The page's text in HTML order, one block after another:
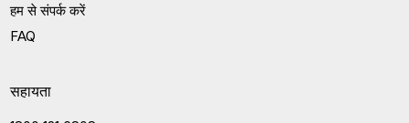
हम से संपर्क करें
FAQ
सहायता